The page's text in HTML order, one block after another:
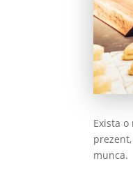
Exista
munca.